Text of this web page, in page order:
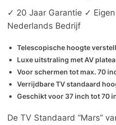
✓ 20 Jaar Garantie ✓
Nederlands Bedrijf
Telescopische hoogte
Luxe uitstraling met AV
Voor schermen tot max. 70
Verrijdbare TV standaard
Geschikt voor 37 inch tot 70
De TV Standaard “Mars”